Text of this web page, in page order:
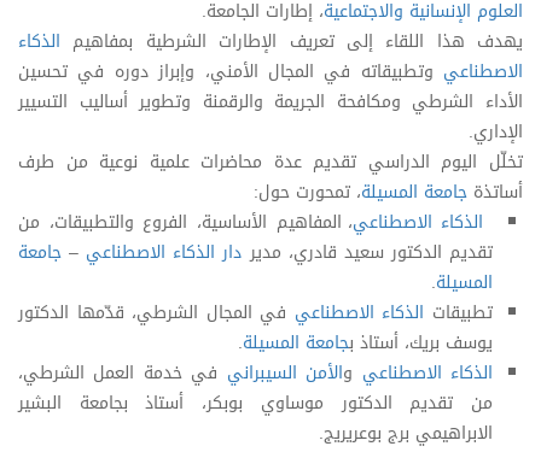
العلوم الإنسانية والاجتماعية، إطارات الجامعة.
يهدف هذا اللقاء إلى تعريف الإطارات الشرطية بمفاهيم الذكاء
الاصطناعي وتطبيقاته في المجال الأمني، وإبراز دوره في تحسين
الأداء الشرطي ومكافحة الجريمة والرقمنة وتطوير أساليب التسيير
الإداري.
تخلّل اليوم الدراسي تقديم عدة محاضرات علمية نوعية من طرف
أساتذة جامعة المسيلة، تمحورت حول:
الذكاء الاصطناعي، المفاهيم الأساسية، الفروع والتطبيقات، من
تقديم الدكتور سعيد قادري، مدير دار الذكاء الاصطناعي – جامعة
المسيلة.
تطبيقات الذكاء الاصطناعي في المجال الشرطي، قدّمها الدكتور
يوسف بريك، أستاذ بجامعة المسيلة.
الذكاء الاصطناعي والأمن السيبراني في خدمة العمل الشرطي،
من تقديم الدكتور موساوي بوبكر، أستاذ بجامعة البشير
الابراهيمي برج بوعريريج.